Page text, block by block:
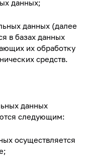
данных;
данных (далее
в базах данных
их обработку
средств.
данных
следующим:
осуществляется